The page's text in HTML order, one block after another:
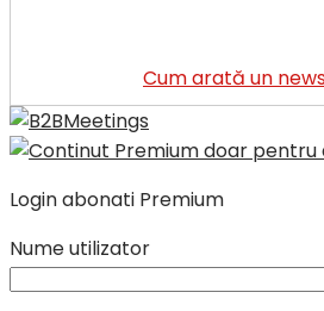
Cum arată un
Login abonati Premium
Nume utilizator